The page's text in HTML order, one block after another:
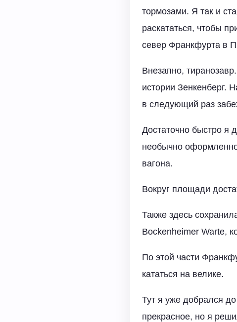
тормозами. Я так и
раскататься, чтобы
север Франкфурта в
Внезапно,
истории Зенкенберг.
в следующий раз
Достаточно быстро я
необычно
вагона.
Вокруг площади
Также здесь
Bockenheimer Warte,
По этой части
кататься на велике.
Тут я уже добрался
прекрасное, но я